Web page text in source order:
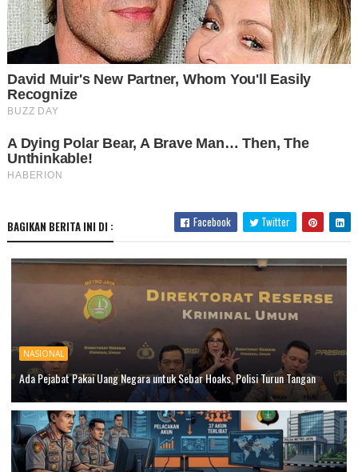
BAGIKAN BERITA INI DI : Facebook Twitter
NASIONAL
Ada Pejabat Pakai Uang Negara untuk Sebar Hoaks, Polisi Turun Tangan